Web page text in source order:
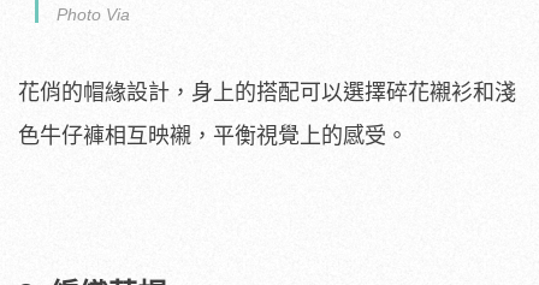
Photo Via
花俏的帽緣設計，身上的搭配可以選擇碎花襯衫和淺
色牛仔褲相互映襯，平衡視覺上的感受。